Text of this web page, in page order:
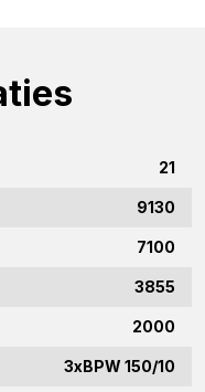
21
9130
7100
3855
2000
3xBPW 150/10